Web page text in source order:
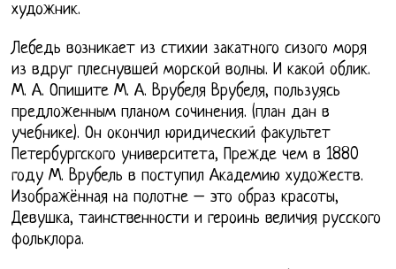
художник.
Лебедь возникает из стихии закатного сизого моря
из вдруг плеснувшей морской волны. И какой облик.
М. А. Опишите М. А. Врубеля Врубеля, пользуясь
предложенным планом сочинения. (план дан в
учебнике). Он окончил юридический факультет
Петербургского университета, Прежде чем в 1880
году М. Врубель в поступил Академию художеств.
Изображённая на полотне – это образ красоты,
Девушка, таинственности и героинь величия русского
фольклора.